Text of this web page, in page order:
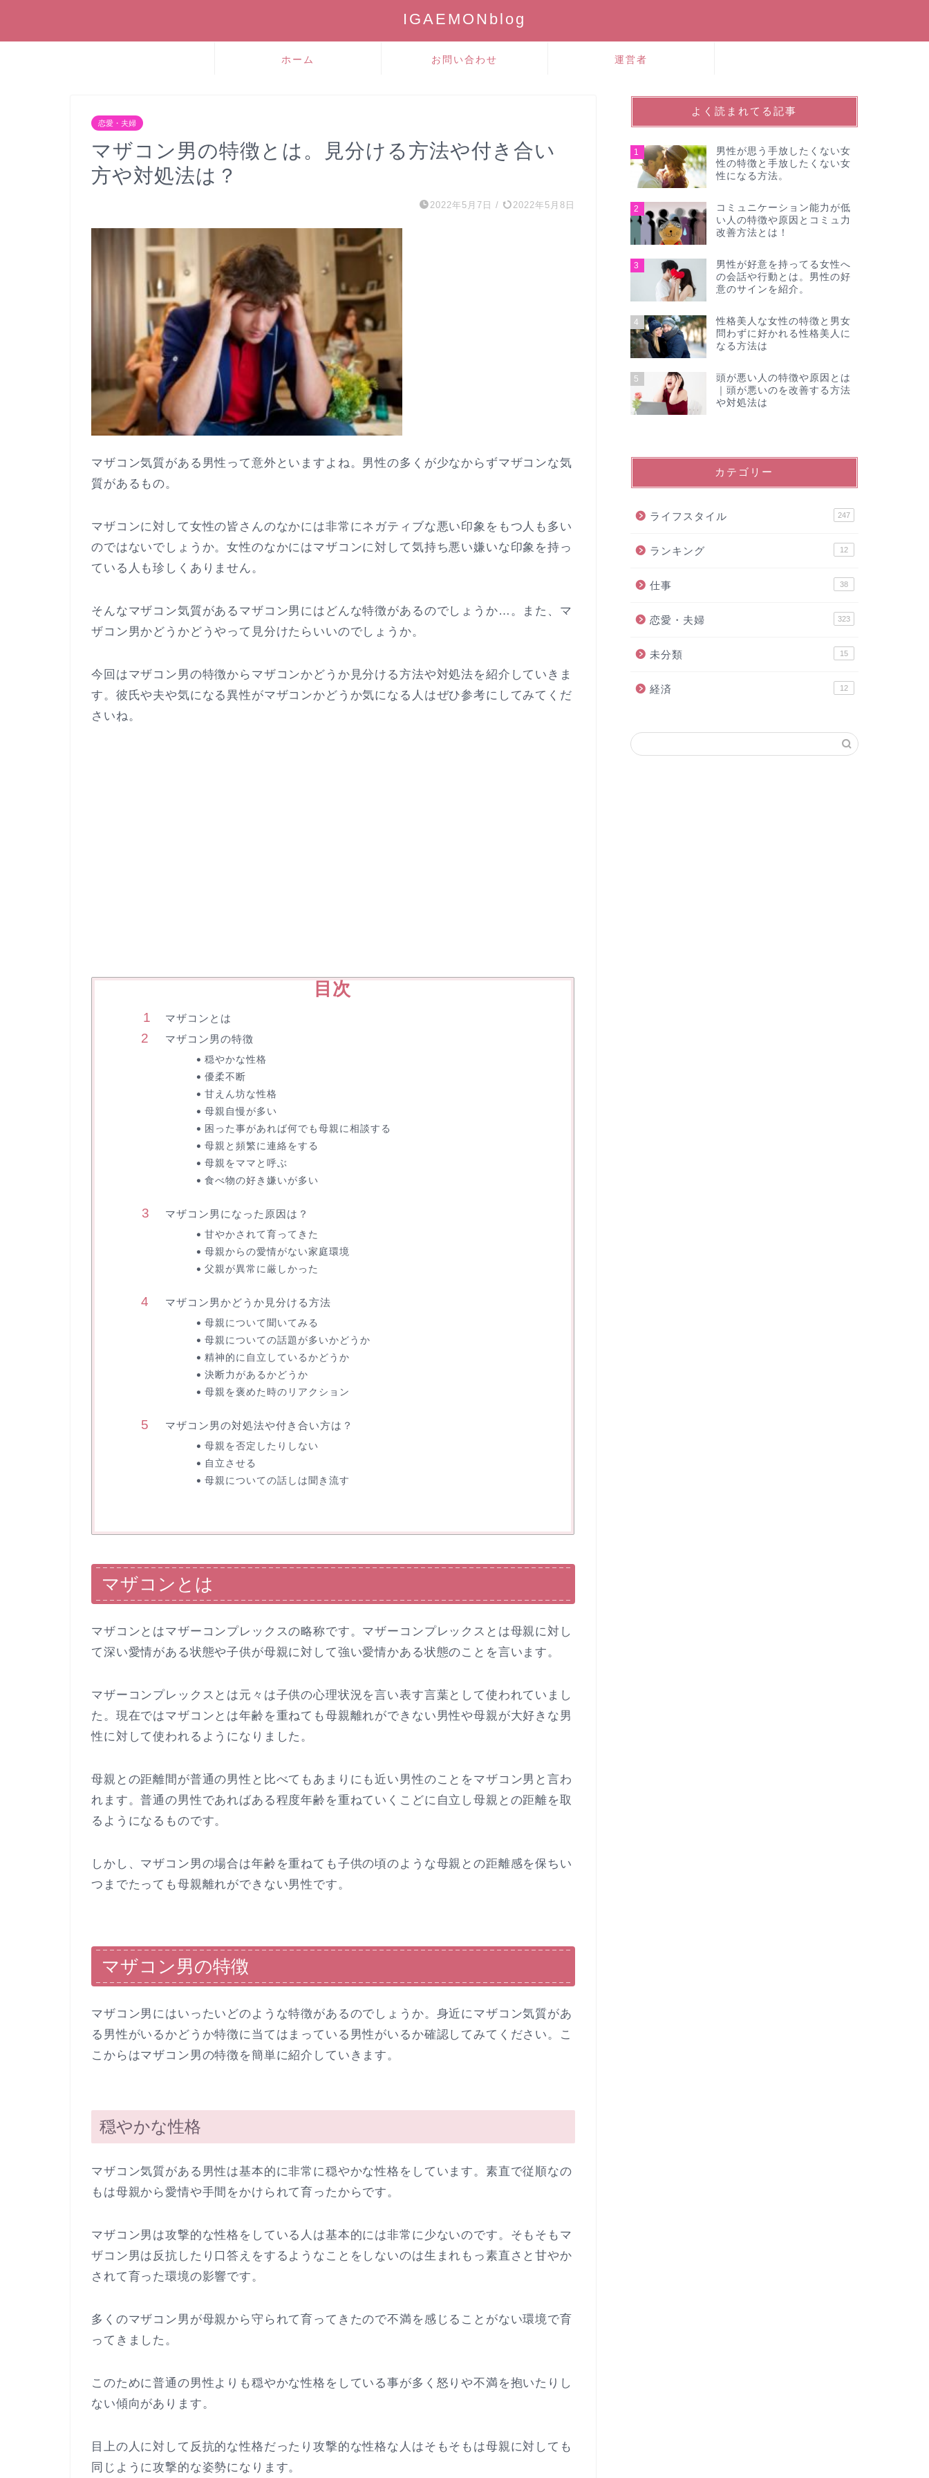
IGAEMONblog
ホーム お問い合わせ 運営者
恋愛・夫婦
マザコン男の特徴とは。見分ける方法や付き合い
方や対処法は？
2022年5月7日 / 2022年5月8日
マザコン気質がある男性って意外といますよね。男性の多くが少なからずマザコンな気
質があるもの。
マザコンに対して女性の皆さんのなかには非常にネガティブな悪い印象をもつ人も多い
のではないでしょうか。女性のなかにはマザコンに対して気持ち悪い嫌いな印象を持っ
ている人も珍しくありません。
そんなマザコン気質があるマザコン男にはどんな特徴があるのでしょうか…。また、マ
ザコン男かどうかどうやって見分けたらいいのでしょうか。
今回はマザコン男の特徴からマザコンかどうか見分ける方法や対処法を紹介していきま
す。彼氏や夫や気になる異性がマザコンかどうか気になる人はぜひ参考にしてみてくだ
さいね。
目次
マザコンとは
マザコン男の特徴
穏やかな性格
優柔不断
甘えん坊な性格
母親自慢が多い
困った事があれば何でも母親に相談する
母親と頻繁に連絡をする
母親をママと呼ぶ
食べ物の好き嫌いが多い
マザコン男になった原因は？
甘やかされて育ってきた
母親からの愛情がない家庭環境
父親が異常に厳しかった
マザコン男かどうか見分ける方法
母親について聞いてみる
母親についての話題が多いかどうか
精神的に自立しているかどうか
決断力があるかどうか
母親を褒めた時のリアクション
マザコン男の対処法や付き合い方は？
母親を否定したりしない
自立させる
母親についての話しは聞き流す
マザコンとは
マザコンとはマザーコンプレックスの略称です。マザーコンプレックスとは母親に対し
て深い愛情がある状態や子供が母親に対して強い愛情かある状態のことを言います。
マザーコンプレックスとは元々は子供の心理状況を言い表す言葉として使われていまし
た。現在ではマザコンとは年齢を重ねても母親離れができない男性や母親が大好きな男
性に対して使われるようになりました。
母親との距離間が普通の男性と比べてもあまりにも近い男性のことをマザコン男と言わ
れます。普通の男性であればある程度年齢を重ねていくこどに自立し母親との距離を取
るようになるものです。
しかし、マザコン男の場合は年齢を重ねても子供の頃のような母親との距離感を保ちい
つまでたっても母親離れができない男性です。
マザコン男の特徴
マザコン男にはいったいどのような特徴があるのでしょうか。身近にマザコン気質があ
る男性がいるかどうか特徴に当てはまっている男性がいるか確認してみてください。こ
こからはマザコン男の特徴を簡単に紹介していきます。
穏やかな性格
マザコン気質がある男性は基本的に非常に穏やかな性格をしています。素直で従順なの
もは母親から愛情や手間をかけられて育ったからです。
マザコン男は攻撃的な性格をしている人は基本的には非常に少ないのです。そもそもマ
ザコン男は反抗したり口答えをするようなことをしないのは生まれもっ素直さと甘やか
されて育った環境の影響です。
多くのマザコン男が母親から守られて育ってきたので不満を感じることがない環境で育
ってきました。
このために普通の男性よりも穏やかな性格をしている事が多く怒りや不満を抱いたりし
ない傾向があります。
目上の人に対して反抗的な性格だったり攻撃的な性格な人はそもそもは母親に対しても
同じように攻撃的な姿勢になります。
よく読まれてる記事
1
男性が思う手放したくない女
性の特徴と手放したくない女
性になる方法。
2
コミュニケーション能力が低
い人の特徴や原因とコミュ力
改善方法とは！
3
男性が好意を持ってる女性へ
の会話や行動とは。男性の好
意のサインを紹介。
4
性格美人な女性の特徴と男女
問わずに好かれる性格美人に
なる方法は
5
頭が悪い人の特徴や原因とは
｜頭が悪いのを改善する方法
や対処法は
カテゴリー
ライフスタイル 247
ランキング 12
仕事 38
恋愛・夫婦 323
未分類 15
経済 12